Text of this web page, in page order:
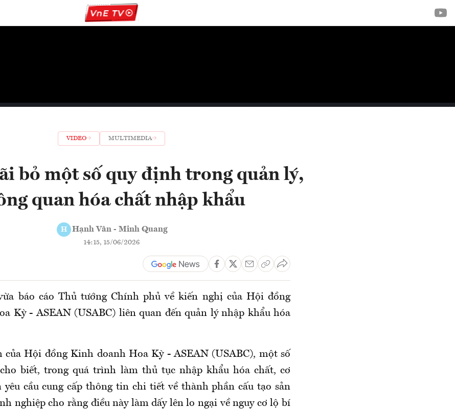
VIDEO MULTIMEDIA
bỏ một số quy định trong quản lý,
quan hóa chất nhập khẩu
H Hạnh Vân - Minh Quang
14:15, 15/06/2026
báo cáo Thủ tướng Chính phủ về kiến nghị của Hội đồng
Kỳ - ASEAN (USABC) liên quan đến quản lý nhập khẩu hóa
của Hội đồng Kinh doanh Hoa Kỳ - ASEAN (USABC), một số
biết, trong quá trình làm thủ tục nhập khẩu hóa chất, cơ
yêu cầu cung cấp thông tin chi tiết về thành phần cấu tạo sản
nghiệp cho rằng điều này làm dấy lên lo ngại về nguy cơ lộ bí